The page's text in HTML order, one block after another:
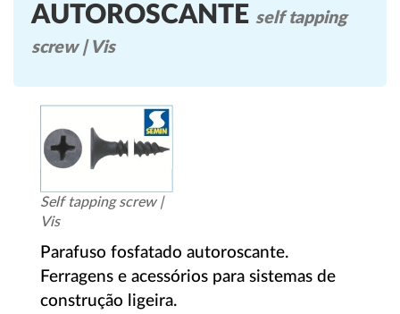
AUTOROSCANTE self tapping
screw | Vis
Self tapping screw |
Vis
Parafuso fosfatado autoroscante.
Ferragens e acessórios para sistemas de
construção ligeira.